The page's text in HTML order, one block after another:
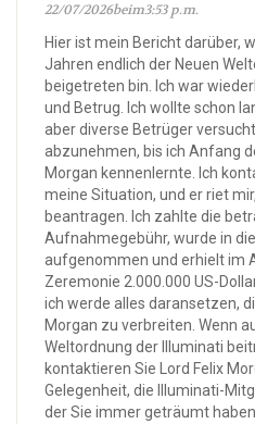
22/07/2026beim3:53 p.m.
Hier ist mein Bericht darüber,
Jahren endlich der Neuen
beigetreten bin. Ich war
und Betrug. Ich wollte schon
aber diverse Betrüger
abzunehmen, bis ich Anfang
Morgan kennenlernte. Ich
meine Situation, und er riet
beantragen. Ich zahlte die
Aufnahmegebühr, wurde in
aufgenommen und erhielt im
Zeremonie 2.000.000 US-
ich werde alles daransetzen,
Morgan zu verbreiten. Wenn
Weltordnung der Illuminati
kontaktieren Sie Lord Felix
Gelegenheit, die Illuminati-
der Sie immer geträumt